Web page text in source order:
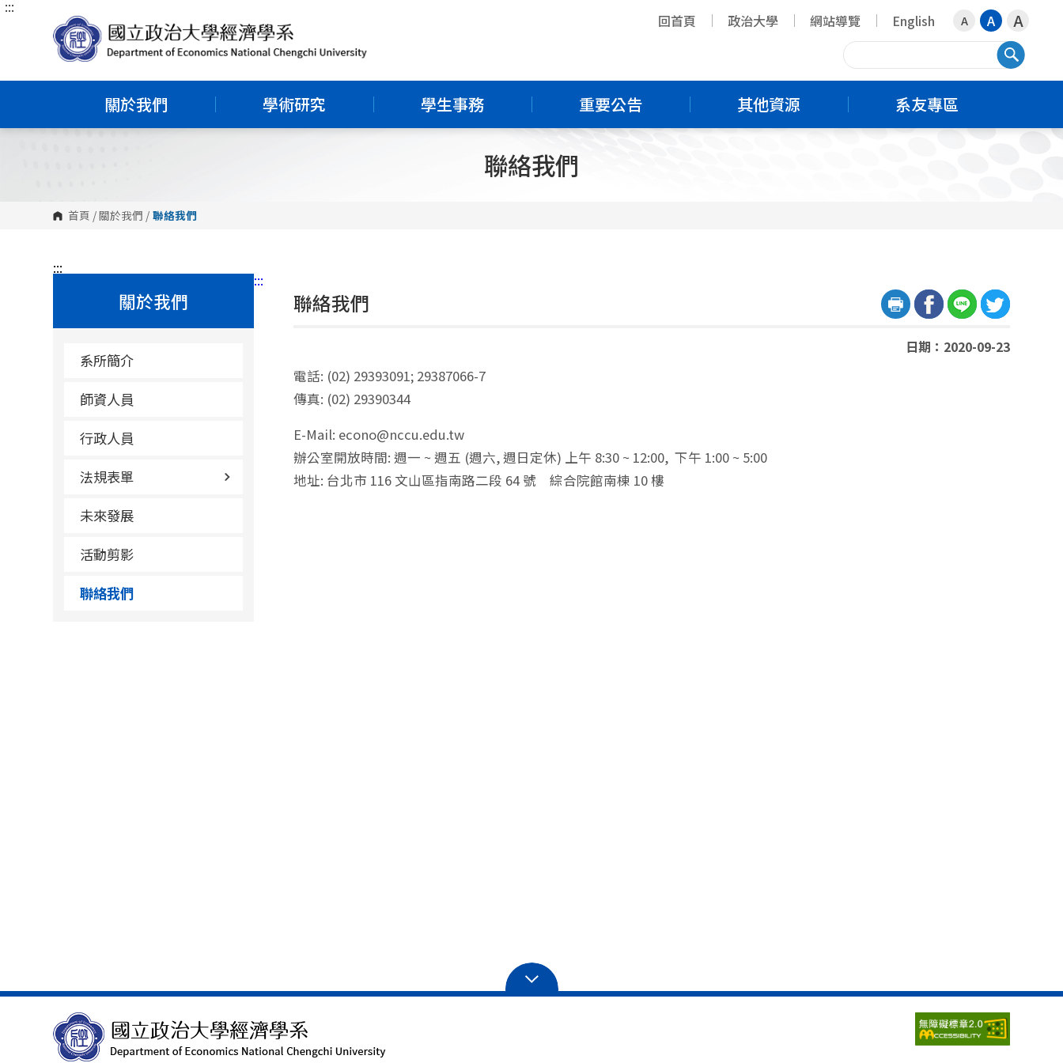
跳
區
:::
回首頁 政治大學 網站導覽 English A A A
關於我們 學術研究 學生事務 重要公告 其他資源 系友專區
聯絡我們
首頁 /關於我們 / 聯絡我們
:::
關於我們
系所簡介
師資人員
行政人員
法規表單
未來發展
活動剪影
聯絡我們
:::
聯絡我們
日期：2020-09-23
電話: (02) 29393091; 29387066-7
傳真: (02) 29390344
E-Mail: econo@nccu.edu.tw
辦公室開放時間: 週一 ~ 週五 (週六, 週日定休) 上午 8:30 ~ 12:00, 下午 1:00 ~ 5:00
地址: 台北市 116 文山區指南路二段 64 號 綜合院館南棟 10 樓